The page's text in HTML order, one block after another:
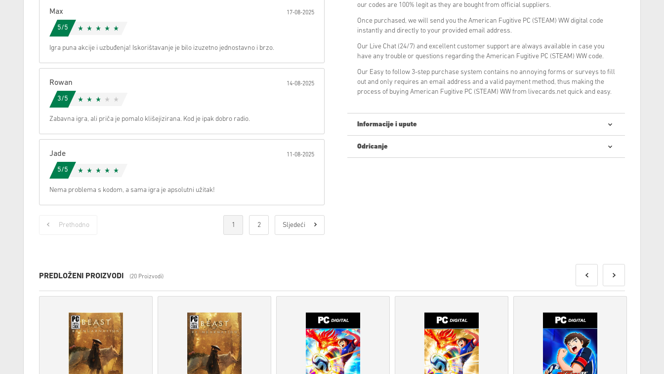
Max 17-08-2025
5/5
Igra puna akcije i uzbuđenja! Iskorištavanje je bilo izuzetno jednostavno i brzo.
Rowan 14-08-2025
3/5
Zabavna igra, ali priča je pomalo klišejizirana. Kod je ipak dobro radio.
Jade 11-08-2025
5/5
Nema problema s kodom, a sama igra je apsolutni užitak!
Prethodno 1 2 Sljedeći
our codes are 100% legit as they are bought from official suppliers.
Once purchased, we will send you the American Fugitive PC (STEAM) WW digital code
instantly and directly to your provided email address.
Our Live Chat (24/7) and excellent customer support are always available in case you
have any trouble or questions regarding the American Fugitive PC (STEAM) WW code.
Our Easy to follow 3-step purchase system contains no annoying forms or surveys to fill
out and only requires an email address and a valid payment method, thus making the
process of buying American Fugitive PC (STEAM) WW from livecards.net quick and easy.
Informacije i upute
Novi na Livecards.net? Kupnja digitalnih kodova je brza i jednostavna:
Pogledaj brzi vodič iznad ili slijedi korake ispod 👇
• Odaberi svoj proizvod
• Unesi svoju e-mail adresu
Odricanje
PREDLOŽENI PROIZVODI (20 Proizvodi)